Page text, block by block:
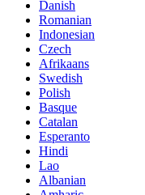
Danish
Romanian
Indonesian
Czech
Afrikaans
Swedish
Polish
Basque
Catalan
Esperanto
Hindi
Lao
Albanian